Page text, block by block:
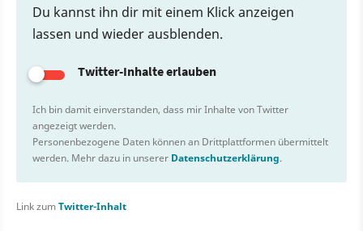
Du kannst ihn dir mit einem Klick anzeigen
lassen und wieder ausblenden.
Twitter-Inhalte erlauben
Ich bin damit einverstanden, dass mir Inhalte von Twitter
angezeigt werden.
Personenbezogene Daten können an Drittplattformen übermittelt
werden. Mehr dazu in unserer Datenschutzerklärung.
Link zumTwitter-Inhalt